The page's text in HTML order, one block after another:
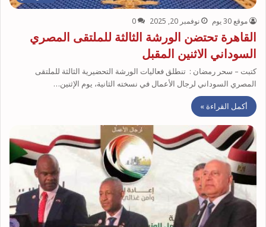
موقع 30 يوم نوفمبر 20, 2025 0
القاهرة تحتضن الورشة الثالثة للملتقى المصري
السوداني الاثنين المقبل
كتبت – سحر رمضان : تنطلق فعاليات الورشة التحضيرية الثالثة للملتقى
المصري السوداني لرجال الأعمال في نسخته الثانية، يوم الإثنين…
أكمل القراءة »